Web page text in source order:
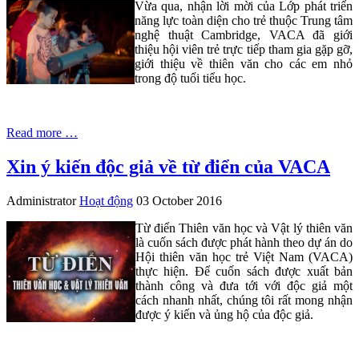
Vừa qua, nhận lời mời của Lớp phát triển
năng lực toàn diện cho trẻ thuộc Trung tâm
nghệ thuật Cambridge, VACA đã giới
thiệu hội viên trẻ trực tiếp tham gia gặp gỡ,
giới thiệu về thiên văn cho các em nhỏ
trong độ tuổi tiểu học.
Read more …
Xin ý kiến độc giả về từ điển của VACA
Administrator Hoạt động 03 October 2016
Từ điển Thiên văn học và Vật lý thiên văn
là cuốn sách được phát hành theo dự án do
Hội thiên văn học trẻ Việt Nam (VACA)
thực hiện. Để cuốn sách được xuất bản
thành công và đưa tới với độc giả một
cách nhanh nhất, chúng tôi rất mong nhận
được ý kiến và ủng hộ của độc giả.